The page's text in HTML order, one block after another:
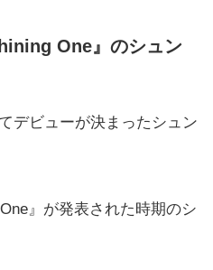
One』のシュン
デビューが決まったシュン
』が発表された時期のシ